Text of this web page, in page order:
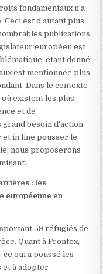
fondamentaux n’a
est d’autant plus
publications
européen est
étant donné
est mentionnée plus
Dans le contexte
existent les plus
et de
besoin d’action
in fine pousser le
nous proposerons
: les
européenne en
59 réfugiés de
Quant à Frontex,
qui a poussé les
à adopter